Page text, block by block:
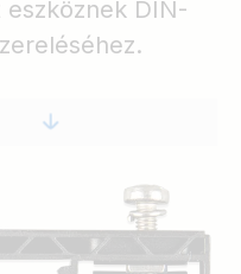
DIN-